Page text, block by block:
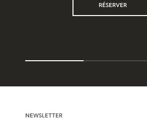
RÉSERVER
NEWSLETTER